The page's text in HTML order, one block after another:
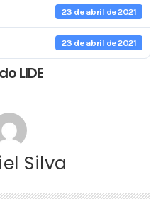
23 de abril de 2021
23 de abril de 2021
LIDE
Silva